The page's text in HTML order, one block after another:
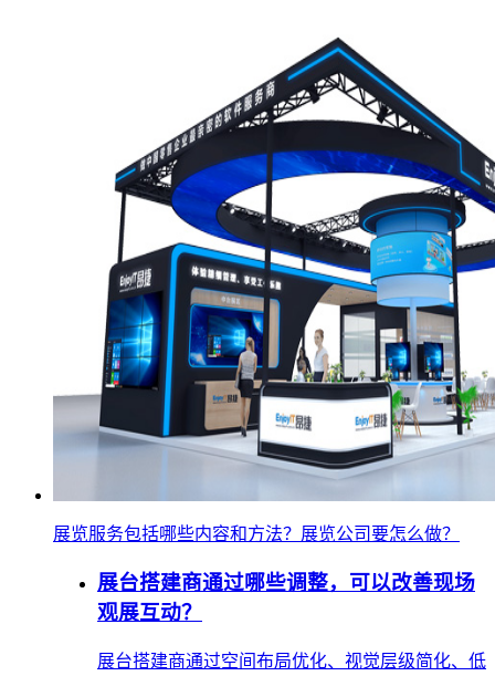
展览服务包括哪些内容和方法？展览公司要怎么做？
展台搭建商通过哪些调整，可以改善现场
观展互动？
展台搭建商通过空间布局优化、视觉层级简化、低